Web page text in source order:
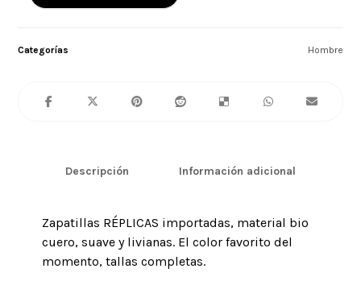
Categorías Hombre
Descripción Información adicional
Zapatillas RÉPLICAS importadas, material bio
cuero, suave y livianas. El color favorito del
momento, tallas completas.